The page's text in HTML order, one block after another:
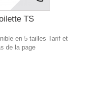
TS
en 5 tailles Tarif et
de la page